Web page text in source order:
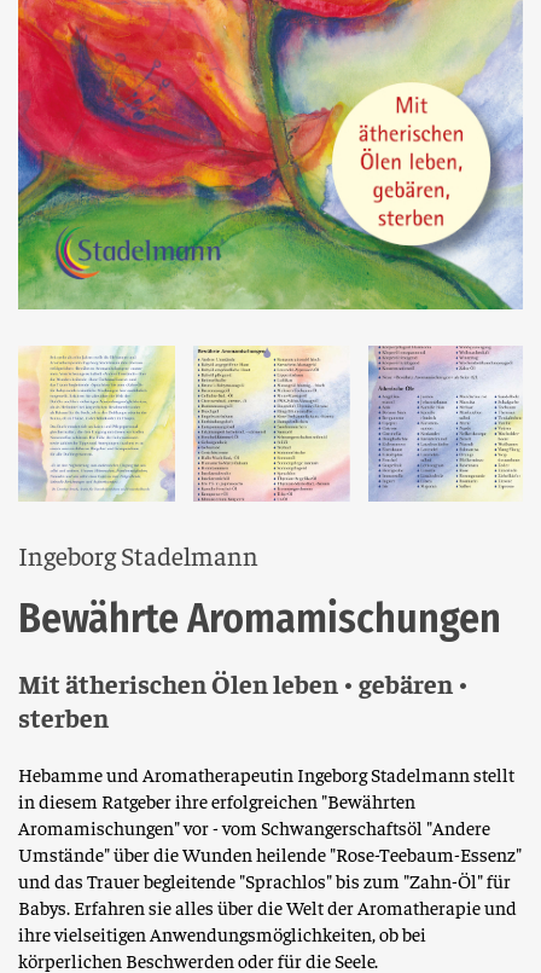
Ingeborg Stadelmann
Bewährte Aromamischungen
Mit ätherischen Ölen leben • gebären •
sterben
Hebamme und Aromatherapeutin Ingeborg Stadelmann stellt
in diesem Ratgeber ihre erfolgreichen "Bewährten
Aromamischungen" vor - vom Schwangerschaftsöl "Andere
Umstände" über die Wunden heilende "Rose-Teebaum-Essenz"
und das Trauer begleitende "Sprachlos" bis zum "Zahn-Öl" für
Babys. Erfahren sie alles über die Welt der Aromatherapie und
ihre vielseitigen Anwendungsmöglichkeiten, ob bei
körperlichen Beschwerden oder für die Seele.